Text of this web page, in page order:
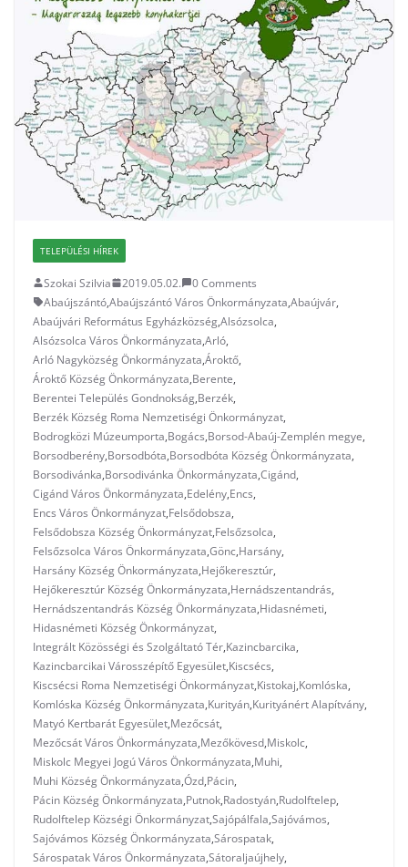
TELEPÜLÉSI HÍREK
Szokai Szilvia 2019.05.02.
0 Comments
Abaújszántó,Abaújszántó Város Önkormányzata,Abaújvár,
Abaújvári Református Egyházközség,Alsózsolca,
Alsózsolca Város Önkormányzata,Arló,
Arló Nagyközség Önkormányzata,Ároktő,
Ároktő Község Önkormányzata,Berente,
Berentei Település Gondnokság,Berzék,
Berzék Község Roma Nemzetiségi Önkormányzat,
Bodrogközi Múzeumporta,Bogács,Borsod-Abaúj-Zemplén megye,
Borsodberény,Borsodbóta,Borsodbóta Község Önkormányzata,
Borsodivánka,Borsodivánka Önkormányzata,Cigánd,
Cigánd Város Önkormányzata,Edelény,Encs,
Encs Város Önkormányzat,Felsődobsza,
Felsődobsza Község Önkormányzat,Felsőzsolca,
Felsőzsolca Város Önkormányzata,Gönc,Harsány,
Harsány Község Önkormányzata,Hejőkeresztúr,
Hejőkeresztúr Község Önkormányzata,Hernádszentandrás,
Hernádszentandrás Község Önkormányzata,Hidasnémeti,
Hidasnémeti Község Önkormányzat,
Integrált Közösségi és Szolgáltató Tér,Kazincbarcika,
Kazincbarcikai Városszépítő Egyesület,Kiscsécs,
Kiscsécsi Roma Nemzetiségi Önkormányzat,Kistokaj,Komlóska,
Komlóska Község Önkormányzata,Kurityán,Kurityánért Alapítvány,
Matyó Kertbarát Egyesület,Mezőcsát,
Mezőcsát Város Önkormányzata,Mezőkövesd,Miskolc,
Miskolc Megyei Jogú Város Önkormányzata,Muhi,
Muhi Község Önkormányzata,Ózd,Pácin,
Pácin Község Önkormányzata,Putnok,Radostyán,Rudolftelep,
Rudolftelep Községi Önkormányzat,Sajópálfala,Sajóvámos,
Sajóvámos Község Önkormányzata,Sárospatak,
Sárospatak Város Önkormányzata,Sátoraljaújhely,